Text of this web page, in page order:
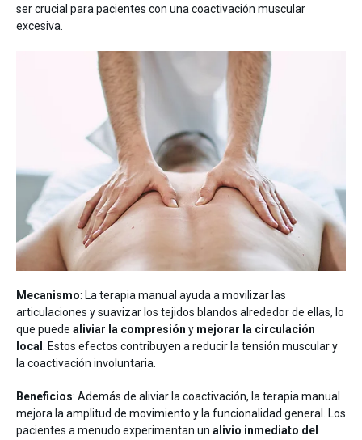
ser crucial para pacientes con una coactivación muscular
excesiva.
Mecanismo: La terapia manual ayuda a movilizar las
articulaciones y suavizar los tejidos blandos alrededor de ellas, lo
que puede aliviar la compresión y mejorar la circulación
local . Estos efectos contribuyen a reducir la tensión muscular y
la coactivación involuntaria.
Beneficios: Además de aliviar la coactivación, la terapia manual
mejora la amplitud de movimiento y la funcionalidad general. Los
pacientes a menudo experimentan un alivio inmediato del